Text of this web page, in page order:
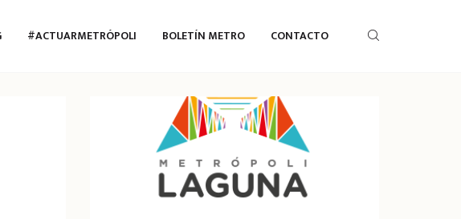
#ACTUARMETRÓPOLI BOLETÍN METRO CONTACTO